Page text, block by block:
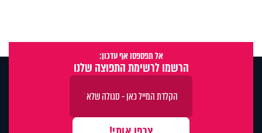
אל תפספסו אף עדכון:
הרשמו לרשימת התפוצה שלנו